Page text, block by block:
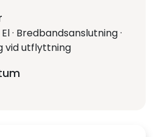
· Bredbandsanslutning ·
vid utflyttning